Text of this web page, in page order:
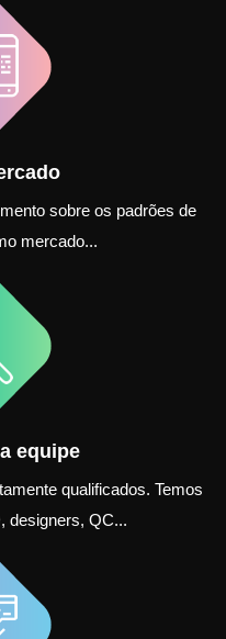
sobre os padrões de
mercado...
equipe
qualificados. Temos
designers, QC...